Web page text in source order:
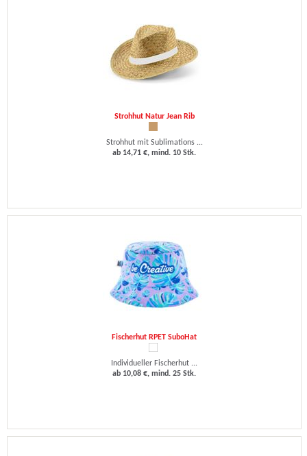
Strohhut Natur Jean Rib
Strohhut mit Sublimations ...
ab 14,71 €, mind. 10 Stk.
Fischerhut RPET SuboHat
Individueller Fischerhut ...
ab 10,08 €, mind. 25 Stk.